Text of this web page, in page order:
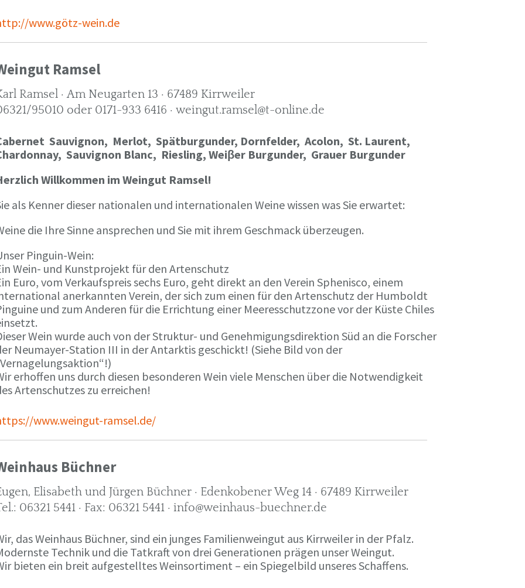
www.götz-wein.de
Ramsel
Ramsel · Am Neugarten 13 · 67489 Kirrweiler
95010 oder 0171-933 6416 · weingut.ramsel@t-online.de
Sauvignon, Merlot, Spätburgunder, Dornfelder, Acolon, St. Laurent,
Sauvignon Blanc, Riesling, Weiβer Burgunder, Grauer Burgunder
Willkommen im Weingut Ramsel!
als Kenner dieser nationalen und internationalen Weine wissen was Sie erwartet:
die Ihre Sinne ansprechen und Sie mit ihrem Geschmack überzeugen.
Pinguin-Wein:
Wein- und Kunstprojekt für den Artenschutz
Euro, vom Verkaufspreis sechs Euro, geht direkt an den Verein Sphenisco, einem
anerkannten Verein, der sich zum einen für den Artenschutz der Humboldt
und zum Anderen für die Errichtung einer Meeresschutzzone vor der Küste Chiles
Wein wurde auch von der Struktur- und Genehmigungsdirektion Süd an die Forscher
Neumayer-Station III in der Antarktis geschickt! (Siehe Bild von der
erhoffen uns durch diesen besonderen Wein viele Menschen über die Notwendigkeit
Artenschutzes zu erreichen!
www.weingut-ramsel.de/
Büchner
Elisabeth und Jürgen Büchner · Edenkobener Weg 14 · 67489 Kirrweiler
06321 5441 · Fax: 06321 5441 · info@weinhaus-buechner.de
das Weinhaus Büchner, sind ein junges Familienweingut aus Kirrweiler in der Pfalz.
Technik und die Tatkraft von drei Generationen prägen unser Weingut.
bieten ein breit aufgestelltes Weinsortiment – ein Spiegelbild unseres Schaffens.